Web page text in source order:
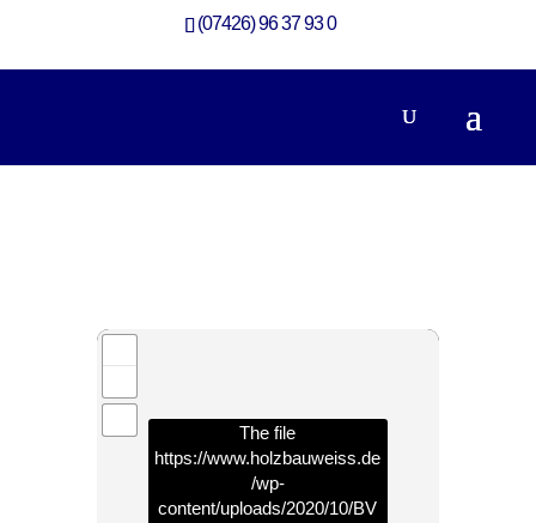
(07426) 96 37 93 0
The file
https://www.holzbauweiss.de
/wp-
content/uploads/2020/10/BV